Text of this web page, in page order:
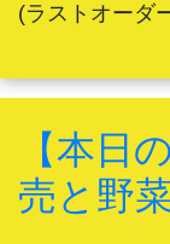
(ラストオーダ
【本日
売と野